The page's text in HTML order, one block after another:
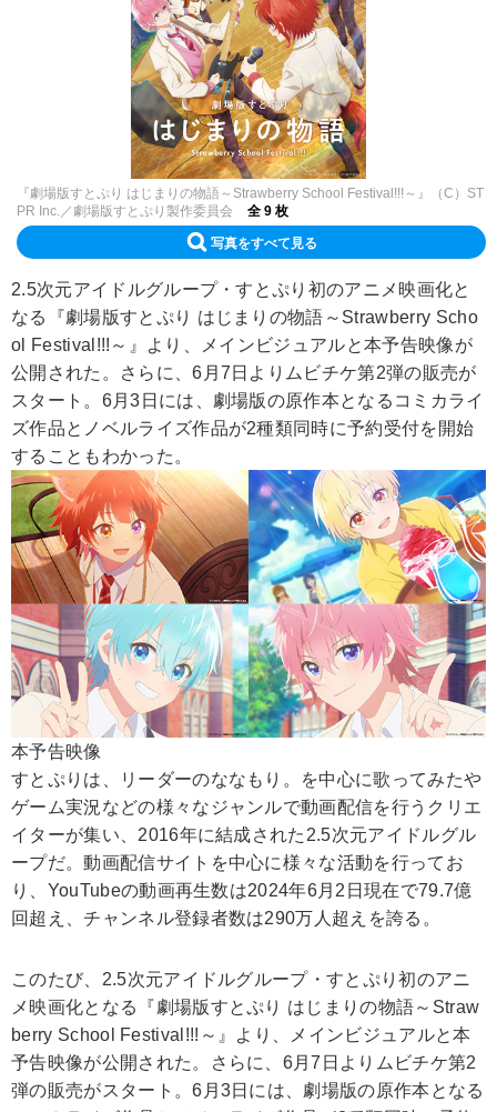
『劇場版すとぷり はじまりの物語～Strawberry School Festival!!!～』（C）ST
PR Inc.／劇場版すとぷり製作委員会
全 9 枚
写真をすべて見る
2.5次元アイドルグループ・すとぷり初のアニメ映画化と
なる『劇場版すとぷり はじまりの物語～Strawberry Scho
ol Festival!!!～』より、メインビジュアルと本予告映像が
公開された。さらに、6月7日よりムビチケ第2弾の販売が
スタート。6月3日には、劇場版の原作本となるコミカライ
ズ作品とノベルライズ作品が2種類同時に予約受付を開始
することもわかった。
本予告映像
すとぷりは、リーダーのななもり。を中心に歌ってみたや
ゲーム実況などの様々なジャンルで動画配信を行うクリエ
イターが集い、2016年に結成された2.5次元アイドルグル
ープだ。動画配信サイトを中心に様々な活動を行ってお
り、YouTubeの動画再生数は2024年6月2日現在で79.7億
回超え、チャンネル登録者数は290万人超えを誇る。
このたび、2.5次元アイドルグループ・すとぷり初のアニ
メ映画化となる『劇場版すとぷり はじまりの物語～Straw
berry School Festival!!!～』より、メインビジュアルと本
予告映像が公開された。さらに、6月7日よりムビチケ第2
弾の販売がスタート。6月3日には、劇場版の原作本となる